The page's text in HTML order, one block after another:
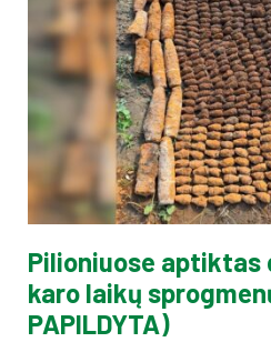
Pilioniuose aptiktas
karo laikų
PAPILDYTA)